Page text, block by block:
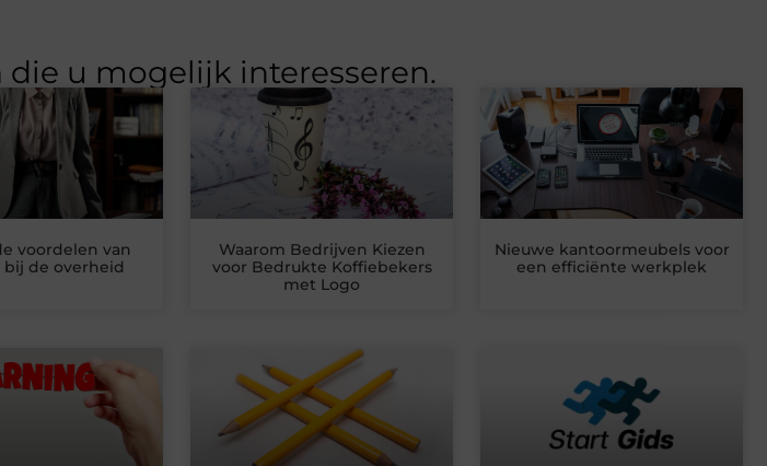
die u mogelijk interesseren.
voordelen van
de overheid
Waarom Bedrijven Kiezen
voor Bedrukte Koffiebekers
met Logo
Nieuwe kantoormeubels voor
een efficiënte werkplek